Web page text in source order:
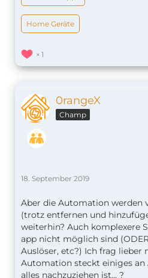
Home Geräte
1
0rangeX
Champ
18. September 2019
Aber die Automation werden
(trotz entfernen und
weiterhin? Auch komplexere
app nicht möglich sind
Auslöser, etc?) Ich frag lieber
Automation steckt einiges an
alles nachzuziehen ist... ?